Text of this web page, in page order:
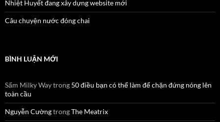
Nhiệt Huyết đang xây dựng website mới
Câu chuyện nước đóng chai
BÌNH LUẬN MỚI
Sấm Milky Waytrong 50 điều bạn có thể làm để chặn đứng nóng lên
toàn cầu
Nguyễn CườngtrongThe Meatrix